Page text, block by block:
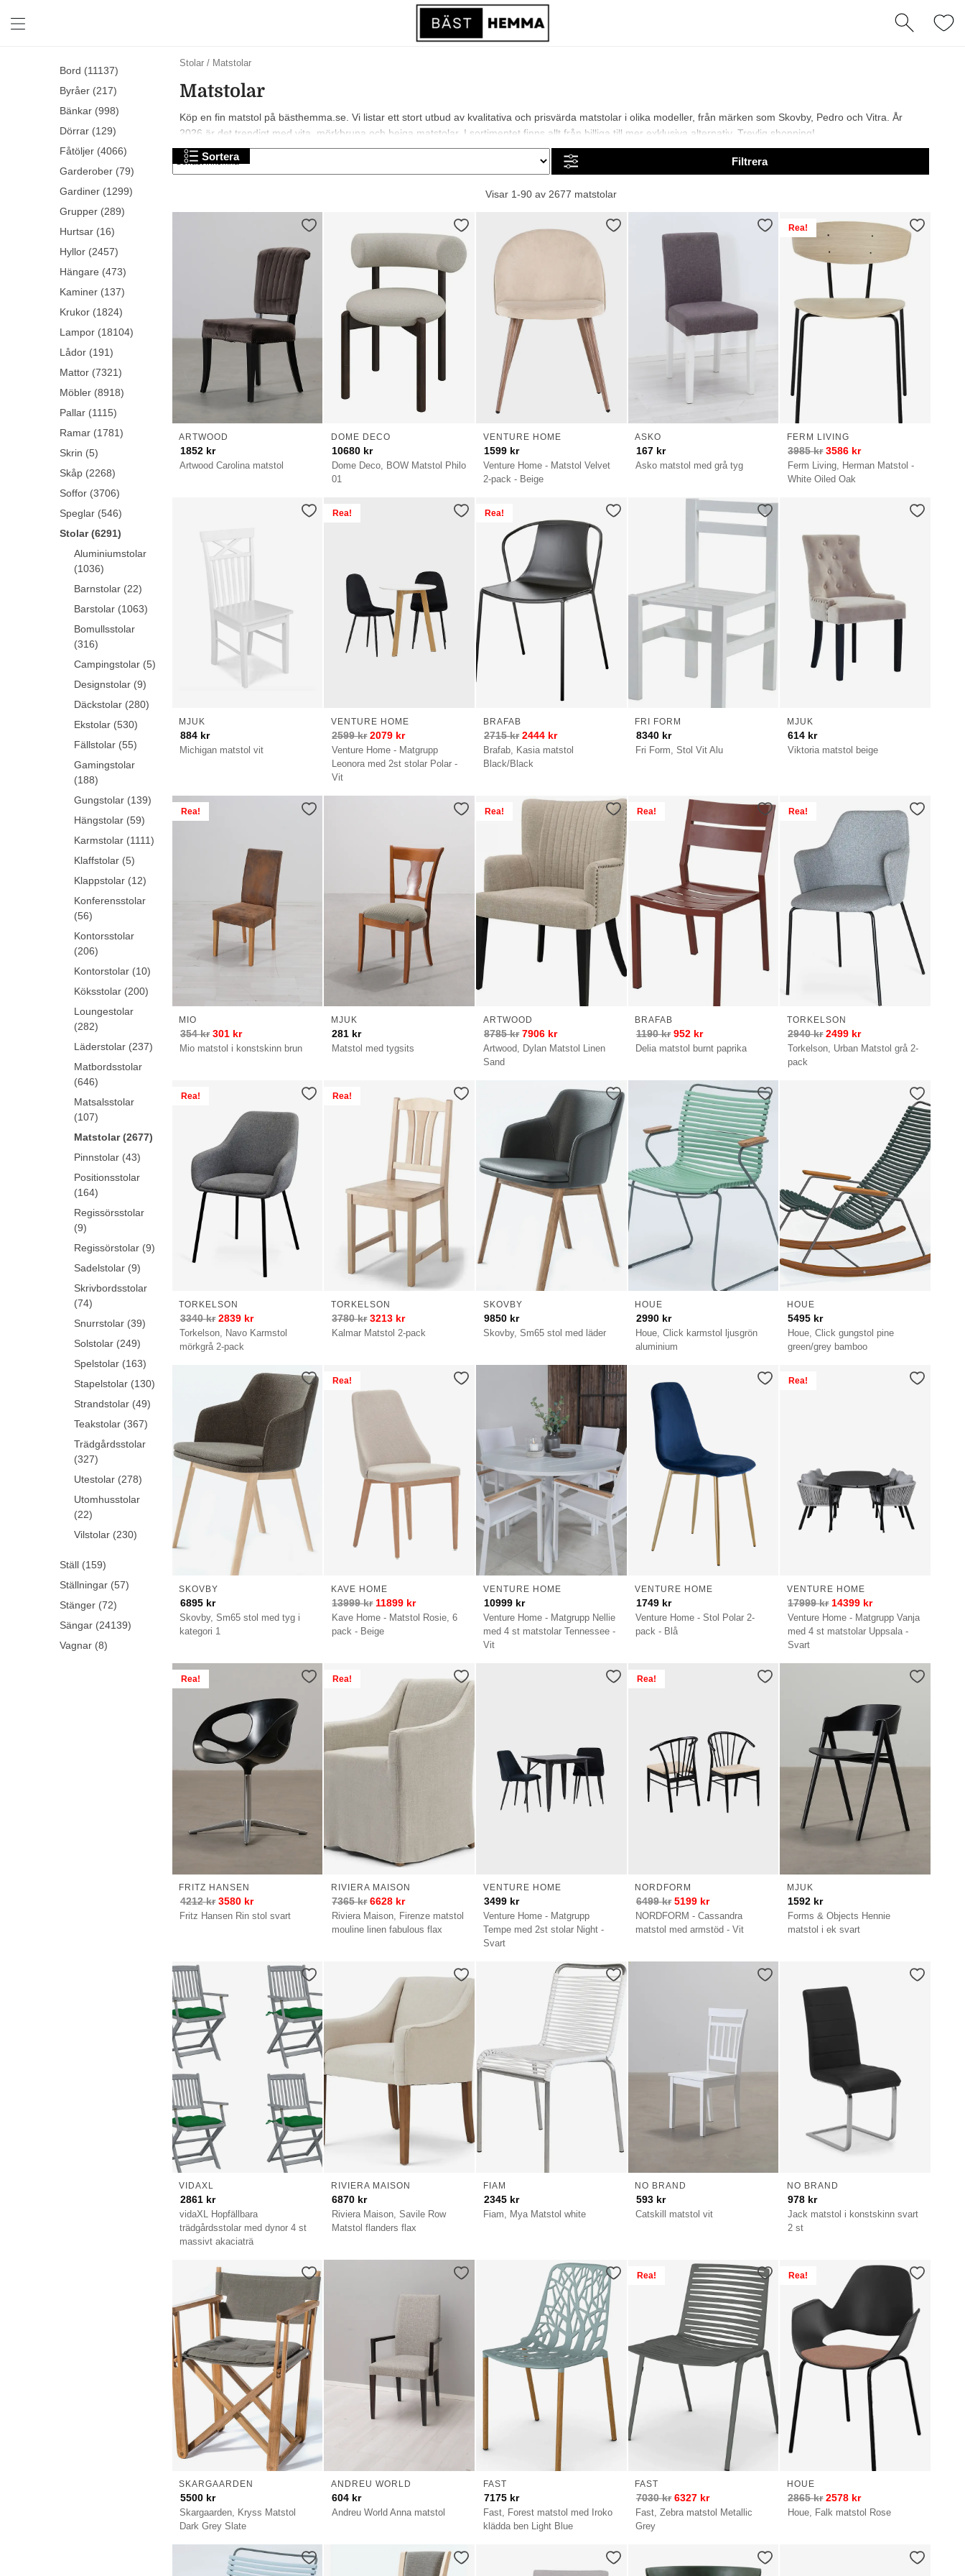
Gråa
Bruna
matstolar
Vita
matstolar
matstolar
matstolar
No
Brand
matstolar
Artwood
Stolar/ Matstolar
Matstolar
Köp en fin matstol på bästhemma.se. Vi listar ett stort utbud av kvalitativa och prisvärda matstolar i olika modeller, från märken som Skovby, Pedro och Vitra. År
2026 är det trendigt med vita, mörkbruna och beiga matstolar. I sortimentet finns allt från billiga till mer exklusiva alternativ. Trevlig shopping!
Sortera Filtrera
Visar 1-90 av 2677 matstolar
Artwood Carolina matstol
ARTWOOD
1852 kr
Dome Deco, BOW Matstol Philo
01
DOME DECO
10680 kr
Venture Home - Matstol Velvet
2-pack - Beige
VENTURE HOME
1599 kr
Asko matstol med grå tyg
ASKO
167 kr
Rea!
Ferm Living, Herman Matstol -
White Oiled Oak
FERM LIVING
3985kr 3586 kr
Michigan matstol vit
MJUK
884 kr
Rea!
Venture Home - Matgrupp
Leonora med 2st stolar Polar -
Vit
VENTURE HOME
2599kr 2079 kr
Rea!
Brafab, Kasia matstol
Black/Black
BRAFAB
2715kr 2444 kr
Fri Form, Stol Vit Alu
FRI FORM
8340 kr
Viktoria matstol beige
MJUK
614 kr
Rea!
Mio matstol i konstskinn brun
MIO
354kr 301 kr
Matstol med tygsits
MJUK
281 kr
Rea!
Artwood, Dylan Matstol Linen
Sand
ARTWOOD
8785kr 7906 kr
Rea!
Delia matstol burnt paprika
BRAFAB
1190kr 952 kr
Rea!
Torkelson, Urban Matstol grå 2-
pack
TORKELSON
2940kr 2499 kr
Rea!
Torkelson, Navo Karmstol
mörkgrå 2-pack
TORKELSON
3340kr 2839 kr
Rea!
Kalmar Matstol 2-pack
TORKELSON
3780kr 3213 kr
Skovby, Sm65 stol med läder
SKOVBY
9850 kr
Houe, Click karmstol ljusgrön
aluminium
HOUE
2990 kr
Houe, Click gungstol pine
green/grey bamboo
HOUE
5495 kr
Skovby, Sm65 stol med tyg i
kategori 1
SKOVBY
6895 kr
Rea!
Kave Home - Matstol Rosie, 6
pack - Beige
KAVE HOME
13999kr 11899 kr
Venture Home - Matgrupp Nellie
med 4 st matstolar Tennessee -
Vit
VENTURE HOME
10999 kr
Venture Home - Stol Polar 2-
pack - Blå
VENTURE HOME
1749 kr
Rea!
Venture Home - Matgrupp Vanja
med 4 st matstolar Uppsala -
Svart
VENTURE HOME
17999kr 14399 kr
Rea!
Fritz Hansen Rin stol svart
FRITZ HANSEN
4212kr 3580 kr
Rea!
Riviera Maison, Firenze matstol
mouline linen fabulous flax
RIVIERA MAISON
7365kr 6628 kr
Venture Home - Matgrupp
Tempe med 2st stolar Night -
Svart
VENTURE HOME
3499 kr
Rea!
NORDFORM - Cassandra
matstol med armstöd - Vit
NORDFORM
6499kr 5199 kr
Forms & Objects Hennie
matstol i ek svart
MJUK
1592 kr
vidaXL Hopfällbara
trädgårdsstolar med dynor 4 st
massivt akaciaträ
VIDAXL
2861 kr
Riviera Maison, Savile Row
Matstol flanders flax
RIVIERA MAISON
6870 kr
Fiam, Mya Matstol white
FIAM
2345 kr
Catskill matstol vit
NO BRAND
593 kr
Jack matstol i konstskinn svart
2 st
NO BRAND
978 kr
Skargaarden, Kryss Matstol
Dark Grey Slate
SKARGAARDEN
5500 kr
Andreu World Anna matstol
ANDREU WORLD
604 kr
Fast, Forest matstol med Iroko
klädda ben Light Blue
FAST
7175 kr
Rea!
Fast, Zebra matstol Metallic
Grey
FAST
7030kr 6327 kr
Rea!
Houe, Falk matstol Rose
HOUE
2865kr 2578 kr
Bord (11137)
Byråer (217)
Bänkar (998)
Dörrar (129)
Fåtöljer (4066)
Garderober (79)
Gardiner (1299)
Grupper (289)
Hurtsar (16)
Hyllor (2457)
Hängare (473)
Kaminer (137)
Krukor (1824)
Lampor (18104)
Lådor (191)
Mattor (7321)
Möbler (8918)
Pallar (1115)
Ramar (1781)
Skrin (5)
Skåp (2268)
Soffor (3706)
Speglar (546)
Stolar (6291)
Aluminiumstolar
(1036)
Barnstolar (22)
Barstolar (1063)
Bomullsstolar
(316)
Campingstolar (5)
Designstolar (9)
Däckstolar (280)
Ekstolar (530)
Fällstolar (55)
Gamingstolar
(188)
Gungstolar (139)
Hängstolar (59)
Karmstolar (1111)
Klaffstolar (5)
Klappstolar (12)
Konferensstolar
(56)
Kontorsstolar
(206)
Kontorstolar (10)
Köksstolar (200)
Loungestolar
(282)
Läderstolar (237)
Matbordsstolar
(646)
Matsalsstolar
(107)
Matstolar (2677)
Pinnstolar (43)
Positionsstolar
(164)
Regissörsstolar
(9)
Regissörstolar (9)
Sadelstolar (9)
Skrivbordsstolar
(74)
Snurrstolar (39)
Solstolar (249)
Spelstolar (163)
Stapelstolar (130)
Strandstolar (49)
Teakstolar (367)
Trädgårdsstolar
(327)
Utestolar (278)
Utomhusstolar
(22)
Vilstolar (230)
Ställ (159)
Ställningar (57)
Stänger (72)
Sängar (24139)
Vagnar (8)